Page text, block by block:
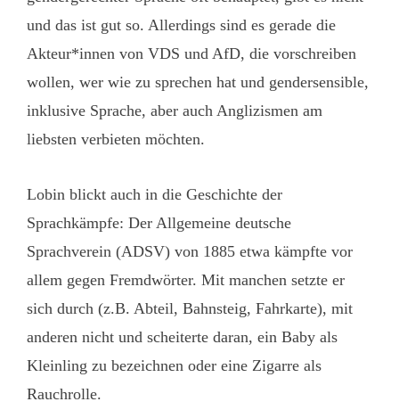
und das ist gut so. Allerdings sind es gerade die
Akteur*innen von VDS und AfD, die vorschreiben
wollen, wer wie zu sprechen hat und gendersensible,
inklusive Sprache, aber auch Anglizismen am
liebsten verbieten möchten.
Lobin blickt auch in die Geschichte der
Sprachkämpfe: Der Allgemeine deutsche
Sprachverein (ADSV) von 1885 etwa kämpfte vor
allem gegen Fremdwörter. Mit manchen setzte er
sich durch (z.B. Abteil, Bahnsteig, Fahrkarte), mit
anderen nicht und scheiterte daran, ein Baby als
Kleinling zu bezeichnen oder eine Zigarre als
Rauchrolle.